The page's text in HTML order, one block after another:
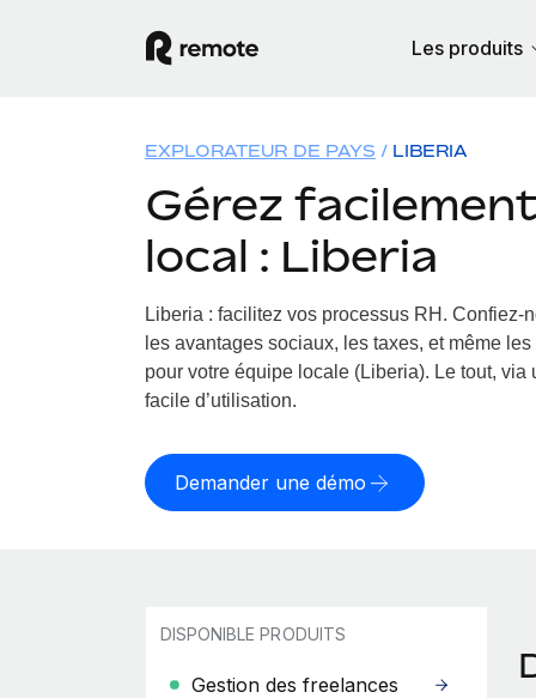
Les produits
EXPLORATEUR DE PAYS LIBERIA
Gérez facilement
local : Liberia
Liberia : facilitez vos processus RH. Confiez-
les avantages sociaux, les taxes, et même les
pour votre équipe locale (Liberia). Le tout, via
facile d’utilisation.
Demander une démo
DISPONIBLE PRODUITS
Gestion des freelances